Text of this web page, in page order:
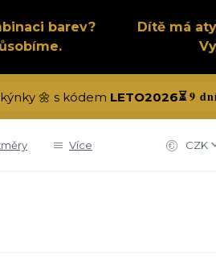
barev?
Dítě má
🌼 s kódem LETO2026⏳9
Více CZK